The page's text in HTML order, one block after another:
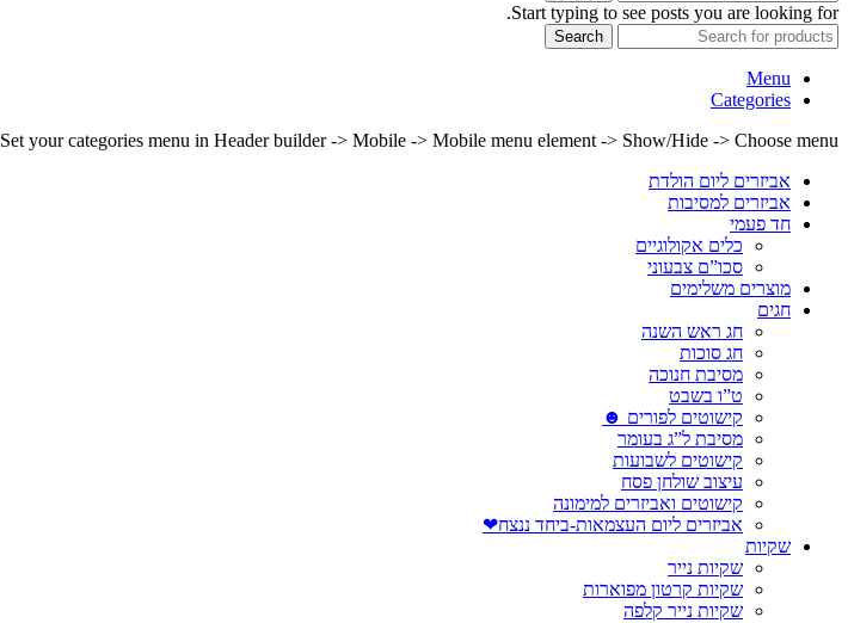
Start typing to see posts you are looking for.
Search
Menu
Categories
Set your categories menu in Header builder -> Mobile -> Mobile menu element -> Show/Hide -> Choose menu
אביזרים ליום הולדת
אביזרים למסיבות
חד פעמי
כלים אקולוגיים
סכו”ם צבעוני
מוצרים משלימים
חגים
חג ראש השנה
חג סוכות
מסיבת חנוכה
ט”ו בשבט
קישוטים לפורים ☻
מסיבת ל”ג בעומר
קישוטים לשבועות
עיצוב שולחן פסח
קישוטים ואביזרים למימונה
אביזרים ליום העצמאות-ביחד ננצח❤
שקיות
שקיות נייר
שקיות קרטון מפוארות
שקיות נייר קלפה